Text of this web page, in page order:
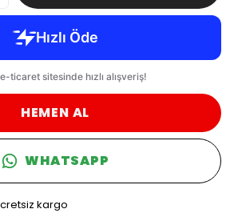
HEMEN AL
WHATSAPP
kargo